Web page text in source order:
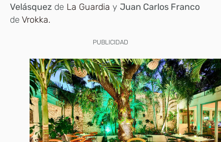
Velásquez de La Guardia y Juan Carlos Franco
de Vrokka.
PUBLICIDAD